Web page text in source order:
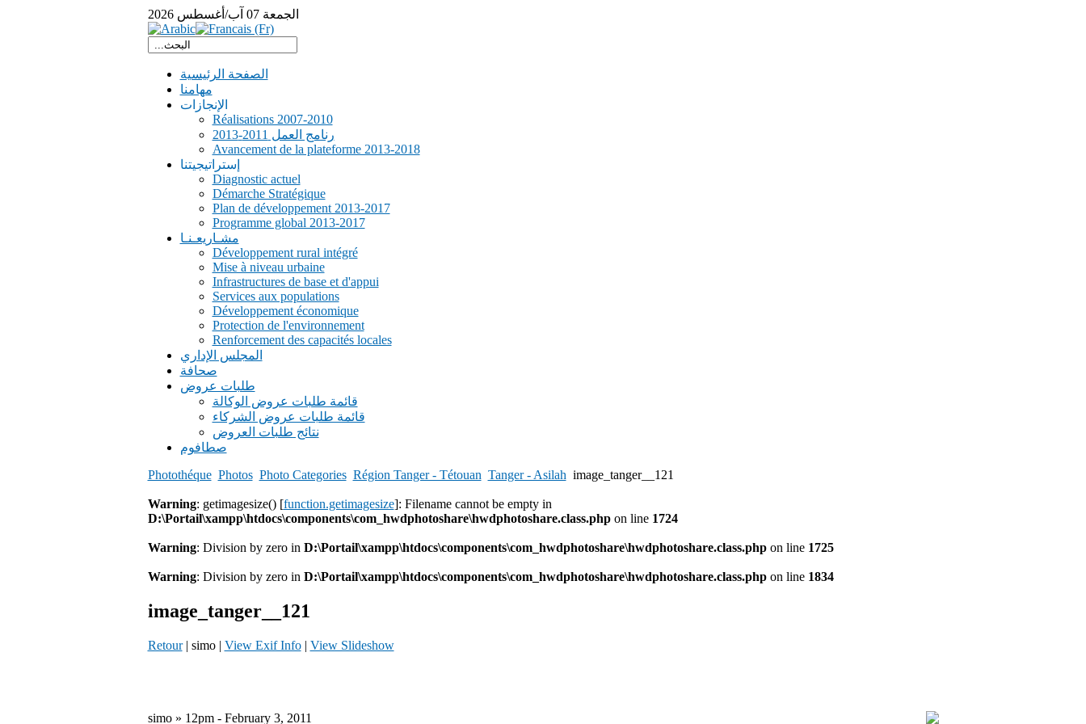
الجمعة 07 آب/أغسطس 2026
الصفحة الرئيسية
مهامنا
الإنجازات
Réalisations 2007-2010
رنامج العمل 2011-2013
Avancement de la plateforme 2013-2018
إستراتيجيتنا
Diagnostic actuel
Démarche Stratégique
Plan de développement 2013-2017
Programme global 2013-2017
مشـاريعـنـا
Développement rural intégré
Mise à niveau urbaine
Infrastructures de base et d'appui
Services aux populations
Développement économique
Protection de l'environnement
Renforcement des capacités locales
المجلس الإداري
صحافة
طلبات عروض
قائمة طلبات عروض الوكالة
قائمة طلبات عروض الشركاء
نتائج طلبات العروض
صطافوم
Photothéque Photos Photo Categories Région Tanger - Tétouan Tanger - Asilah image_tanger__121
Warning: getimagesize() [function.getimagesize]: Filename cannot be empty in
D:\Portail\xampp\htdocs\components\com_hwdphotoshare\hwdphotoshare.class.phpon line 1724
Warning: Division by zero in D:\Portail\xampp\htdocs\components\com_hwdphotoshare\hwdphotoshare.class.phpon line 1725
Warning: Division by zero in D:\Portail\xampp\htdocs\components\com_hwdphotoshare\hwdphotoshare.class.phpon line 1834
image_tanger__121
Retour| simo | View Exif Info| View Slideshow
simo » 12pm - February 3, 2011